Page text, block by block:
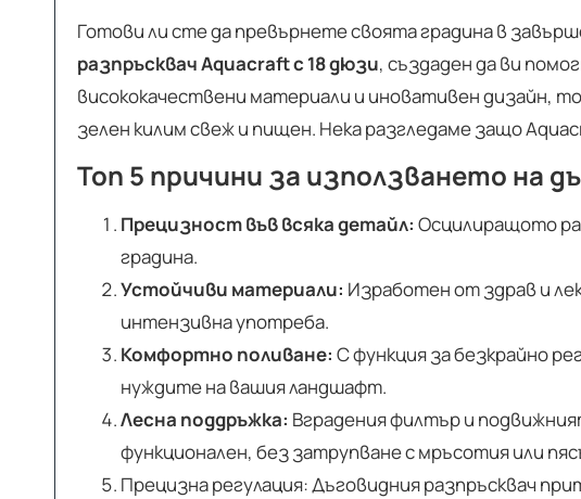
Готови ли сте да превърнете своята градина в
разпръсквач Aquacraft с 18 дюзи, създаден да ви
висококачествени материали и иновативен дизайн,
зелен килим свеж и пищен. Нека разгледаме защо
Топ 5 причини за използването на
Прецизност във всяка детайл: Осцилиращото
градина.
Устойчиви материали: Изработен от здрав и
интензивна употреба.
Комфортно поливане: С функция за безкрайно
нуждите на вашия ландшафт.
Лесна поддръжка: Вградения филтър и
функционален, без затрупване с мръсотия или
Прецизна регулация: Дъговидния разпръсквач